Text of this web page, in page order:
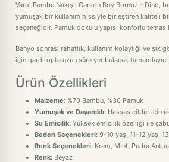
Varol Bambu Nakışlı Garson Boy Bornoz - Dino,
yumuşak bir kullanım hissiyle birleştiren kaliteli
seçeneğidir. Pamuk dokulu yapısı konforlu temas
Banyo sonrası rahatlık, kullanım kolaylığı ve şık
için gardıropta uzun süre yer bulacak
Ürün Özellikleri
Malzeme: %70 Bambu, %30 Pamuk
Yumuşak ve Dayanıklı: Hassas ciltler için
Su Emicilik: Yüksek emicilik özelliği ile
Beden Seçenekleri: 9-10 yaş, 11-12 yaş,
Renk Seçenekleri: Krem, Mint, Pudra
Renk: Beyaz